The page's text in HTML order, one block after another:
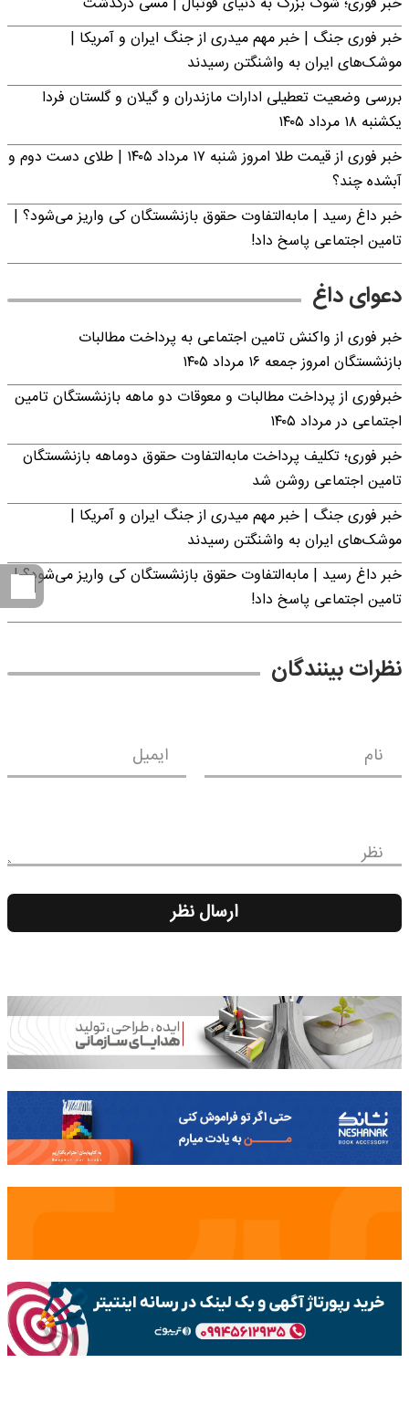
خبر فوری جنگ | خبر مهم میدری از جنگ ایران و آمریکا |
موشک‌های ایران به واشنگتن رسیدند
بررسی وضعیت تعطیلی ادارات مازندران و گیلان و گلستان فردا
یکشنبه ۱۸ مرداد ۱۴۰۵
خبر فوری از قیمت طلا امروز شنبه ۱۷ مرداد ۱۴۰۵ | طلای دست دوم و
آبشده چند؟
خبر داغ رسید | مابه‌التفاوت حقوق بازنشستگان کی واریز می‌شود؟ |
تامین اجتماعی پاسخ داد!
دعوای داغ
خبر فوری از واکنش تامین اجتماعی به پرداخت مطالبات
بازنشستگان امروز جمعه ۱۶ مرداد ۱۴۰۵
خبرفوری از پرداخت مطالبات و معوقات دو ماهه بازنشستگان تامین
اجتماعی در مرداد ۱۴۰۵
خبر فوری؛ تکلیف پرداخت مابه‌التفاوت حقوق دوماهه بازنشستگان
تامین اجتماعی روشن شد
خبر فوری جنگ | خبر مهم میدری از جنگ ایران و آمریکا |
موشک‌های ایران به واشنگتن رسیدند
خبر داغ رسید | مابه‌التفاوت حقوق بازنشستگان کی واریز می‌شود؟ |
تامین اجتماعی پاسخ داد!
نظرات بینندگان
نام ایمیل
نظر
ارسال نظر